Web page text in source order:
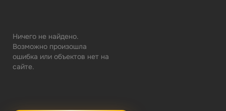
Ничего не найдено.
Возможно произошла
ошибка или объектов нет на
сайте.